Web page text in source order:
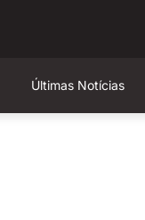
Últimas Notícias